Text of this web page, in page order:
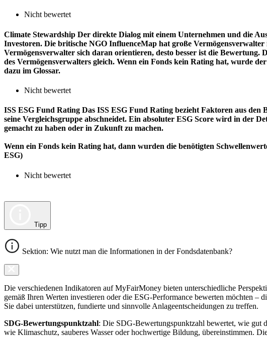
Nicht bewertet
Climate Stewardship Der direkte Dialog mit einem Unternehmen und die
Investoren. Die britische NGO InfluenceMap hat große
Vermögensverwalter sich daran orientieren, desto besser ist die
des Vermögensverwalters gleich. Wenn ein Fonds kein Rating hat, wurde
dazu im Glossar.
Nicht bewertet
ISS ESG Fund Rating Das ISS ESG Fund Rating bezieht Faktoren aus den
seine Vergleichsgruppe abschneidet. Ein absoluter ESG Score wird in der
gemacht zu haben oder in Zukunft zu machen.
Wenn ein Fonds kein Rating hat, dann wurden die benötigten
ESG)
Nicht bewertet
Tipp
Sektion: Wie nutzt man die Informationen in der Fondsdatenbank?
Die verschiedenen Indikatoren auf MyFairMoney bieten unterschiedliche
gemäß Ihren Werten investieren oder die ESG-Performance bewerten möchten
Sie dabei unterstützen, fundierte und sinnvolle Anlageentscheidungen zu treffen.
SDG-Bewertungspunktzahl: Die SDG-Bewertungspunktzahl bewertet, wie gut
wie Klimaschutz, sauberes Wasser oder hochwertige Bildung, übereinstimmen.